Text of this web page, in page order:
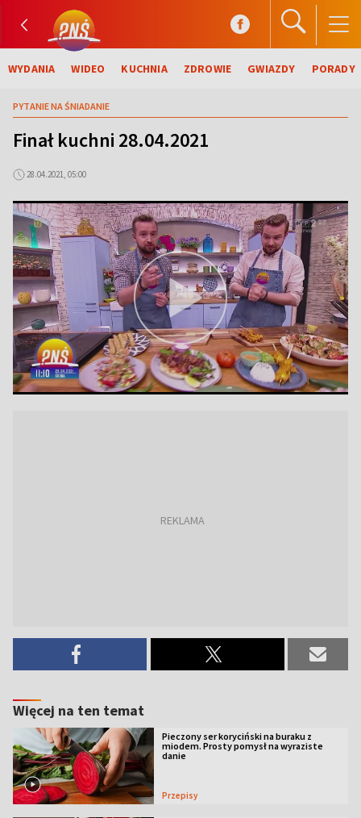
WYDANIA WIDEO KUCHNIA ZDROWIE GWIAZDY PORADY
PYTANIE NA ŚNIADANIE
Finał kuchni 28.04.2021
28.04.2021, 05:00
Więcej na ten temat
Pieczony ser koryciński na buraku z
miodem. Prosty pomysł na wyraziste
danie
Przepisy